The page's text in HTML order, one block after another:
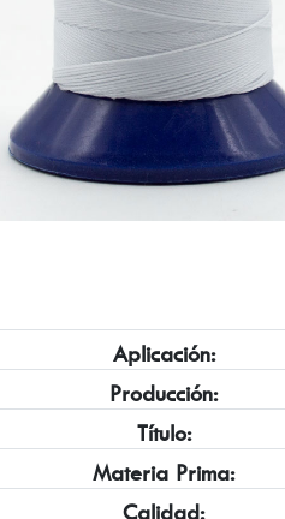
Aplicación:
Producción:
Título:
Materia Prima:
Calidad: